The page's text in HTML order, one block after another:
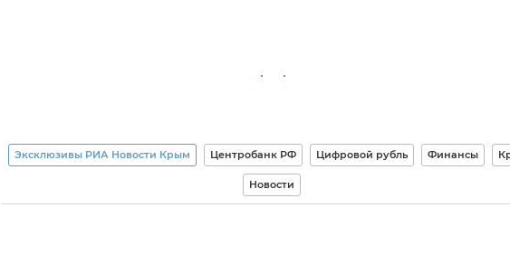
Эксклюзивы РИА Новости Крым Центробанк РФ Цифровой рубль Финансы
Новости